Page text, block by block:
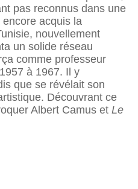
pas reconnus dans une
acquis la
nouvellement
un solide réseau
comme professeur
à 1967. Il y
que se révélait son
Découvrant ce
Albert Camus et Le